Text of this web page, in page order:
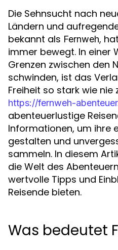
Die Sehnsucht nach
Ländern und
bekannt als Fernweh,
immer bewegt. In einer
Grenzen zwischen den
schwinden, ist das
Freiheit so stark wie nie
https://fernweh-
abenteuerlustige
Informationen, um ihre
gestalten und
sammeln. In diesem
die Welt des
wertvolle Tipps und
Reisende bieten.
Was bedeutet